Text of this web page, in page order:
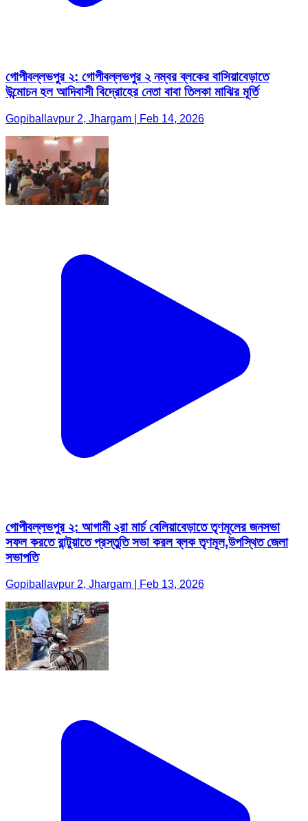
গোপীবল্লভপুর ২: গোপীবল্লভপুর ২ নম্বর ব্লকের বাসিয়াবেড়াতে
উন্মোচন হল আদিবাসী বিদ্রোহের নেতা বাবা তিলকা মাঝির মূর্তি
Gopiballavpur 2, Jhargam | Feb 14, 2026
গোপীবল্লভপুর ২: আগামী ২রা মার্চ বেলিয়াবেড়াতে তৃণমূলের জনসভা
সফল করতে রান্টুয়াতে প্রস্তুতি সভা করল ব্লক তৃণমূল,উপস্থিত জেলা
সভাপতি
Gopiballavpur 2, Jhargam | Feb 13, 2026